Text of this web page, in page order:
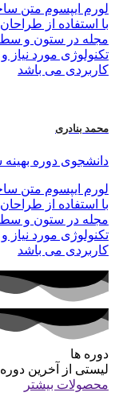
لورم ایپسوم متن
با استفاده از
مجله در ستون و
تکنولوژی مورد نیاز
کاربردی می باشد
محمد بنادری
دانشجوی دوره
لورم ایپسوم متن
با استفاده از
مجله در ستون و
تکنولوژی مورد نیاز
کاربردی می باشد
دوره ها
لیستی از آخرین
محصولات بیشتر